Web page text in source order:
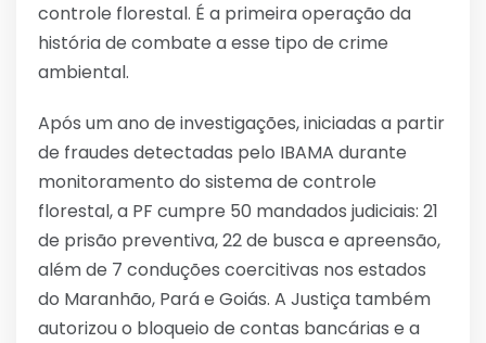
controle florestal. É a primeira operação da
história de combate a esse tipo de crime
ambiental.
Após um ano de investigações, iniciadas a partir
de fraudes detectadas pelo IBAMA durante
monitoramento do sistema de controle
florestal, a PF cumpre 50 mandados judiciais: 21
de prisão preventiva, 22 de busca e apreensão,
além de 7 conduções coercitivas nos estados
do Maranhão, Pará e Goiás. A Justiça também
autorizou o bloqueio de contas bancárias e a